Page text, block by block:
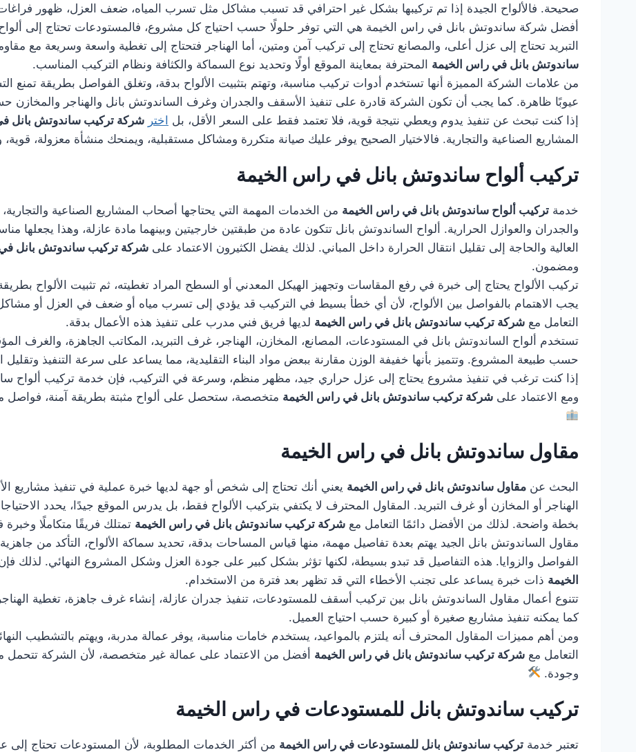
صحيحة. فالألواح الجيدة إذا تم تركيبها بشكل غير احترافي قد تسبب مشاكل مثل تسرب المياه، ضعف العزل، ظهور
أفضل شركة ساندوتش بانل في راس الخيمة هي التي توفر حلولًا حسب احتياج كل مشروع، فالمستودعات تحتاج إلى ألواح
التبريد تحتاج إلى عزل أعلى، والمصانع تحتاج إلى تركيب آمن ومتين، أما الهناجر فتحتاج إلى تغطية واسعة وسريعة مع
ساندوتش بانل في راس الخيمة المحترفة بمعاينة الموقع أولًا وتحديد نوع السماكة والكثافة ونظام التركيب المناسب.
من علامات الشركة المميزة أنها تستخدم أدوات تركيب مناسبة، وتهتم بتثبيت الألواح بدقة، وتغلق الفواصل بطريقة تمنع
عيوبًا ظاهرة. كما يجب أن تكون الشركة قادرة على تنفيذ الأسقف والجدران وغرف الساندوتش بانل والهناجر والمخازن
إذا كنت تبحث عن تنفيذ يدوم ويعطي نتيجة قوية، فلا تعتمد فقط على السعر الأقل، بل اختر شركة تركيب ساندوتش بانل
المشاريع الصناعية والتجارية. فالاختيار الصحيح يوفر عليك صيانة متكررة ومشاكل مستقبلية، ويمنحك منشأة معزولة، قوية،
تركيب ألواح ساندوتش بانل في راس الخيمة
خدمة تركيب ألواح ساندوتش بانل في راس الخيمة من الخدمات المهمة التي يحتاجها أصحاب المشاريع الصناعية
والجدران والعوازل الحرارية. ألواح الساندوتش بانل تتكون عادة من طبقتين خارجيتين وبينهما مادة عازلة، وهذا
العالية والحاجة إلى تقليل انتقال الحرارة داخل المباني. لذلك يفضل الكثيرون الاعتماد على شركة تركيب ساندوتش بانل
ومضمون.
تركيب الألواح يحتاج إلى خبرة في رفع المقاسات وتجهيز الهيكل المعدني أو السطح المراد تغطيته، ثم تثبيت الألواح
يجب الاهتمام بالفواصل بين الألواح، لأن أي خطأ بسيط في التركيب قد يؤدي إلى تسرب مياه أو ضعف في العزل أو مشاكل
التعامل مع شركة تركيب ساندوتش بانل في راس الخيمة لديها فريق فني مدرب على تنفيذ هذه الأعمال بدقة.
تستخدم ألواح الساندوتش بانل في المستودعات، المصانع، المخازن، الهناجر، غرف التبريد، المكاتب الجاهزة، والغرف
حسب طبيعة المشروع. وتتميز بأنها خفيفة الوزن مقارنة ببعض مواد البناء التقليدية، مما يساعد على سرعة التنفيذ
إذا كنت ترغب في تنفيذ مشروع يحتاج إلى عزل حراري جيد، مظهر منظم، وسرعة في التركيب، فإن خدمة تركيب ألواح
ومع الاعتماد على شركة تركيب ساندوتش بانل في راس الخيمة متخصصة، ستحصل على ألواح مثبتة بطريقة آمنة،
مقاول ساندوتش بانل في راس الخيمة
البحث عن مقاول ساندوتش بانل في راس الخيمة يعني أنك تحتاج إلى شخص أو جهة لديها خبرة عملية في تنفيذ مشاريع
الهناجر أو المخازن أو غرف التبريد. المقاول المحترف لا يكتفي بتركيب الألواح فقط، بل يدرس الموقع جيدًا، يحدد
بخطة واضحة. لذلك من الأفضل دائمًا التعامل مع شركة تركيب ساندوتش بانل في راس الخيمة تمتلك فريقًا متكاملًا وخبرة
مقاول الساندوتش بانل الجيد يهتم بعدة تفاصيل مهمة، منها قياس المساحات بدقة، تحديد سماكة الألواح، التأكد من جاهزية
الفواصل والزوايا. هذه التفاصيل قد تبدو بسيطة، لكنها تؤثر بشكل كبير على جودة العزل وشكل المشروع النهائي. لذلك فإن
الخيمة ذات خبرة يساعد على تجنب الأخطاء التي قد تظهر بعد فترة من الاستخدام.
تتنوع أعمال مقاول الساندوتش بانل بين تركيب أسقف للمستودعات، تنفيذ جدران عازلة، إنشاء غرف جاهزة، تغطية
كما يمكنه تنفيذ مشاريع صغيرة أو كبيرة حسب احتياج العميل.
ومن أهم مميزات المقاول المحترف أنه يلتزم بالمواعيد، يستخدم خامات مناسبة، يوفر عمالة مدربة، ويهتم بالتشطيب
التعامل مع شركة تركيب ساندوتش بانل في راس الخيمة أفضل من الاعتماد على عمالة غير متخصصة، لأن الشركة تتحمل
وجودة.
تركيب ساندوتش بانل للمستودعات في راس الخيمة
تعتبر خدمة تركيب ساندوتش بانل للمستودعات في راس الخيمة من أكثر الخدمات المطلوبة، لأن المستودعات تحتاج إلى